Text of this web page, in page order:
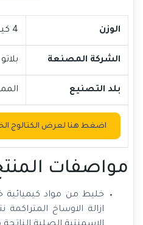
الوزن 4 كيلو جرام
الشركة المصنعة بلاتو
بلد التصنيع
اضغط هنا لعرض الكتالوج
مواصفات
خليط من مواد
ازالة الاوساخ